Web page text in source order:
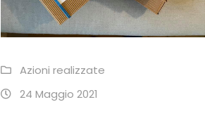
Azioni realizzate
24 Maggio 2021